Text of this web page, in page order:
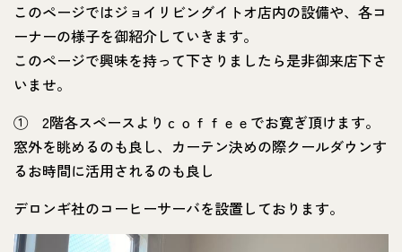
このページではジョイリビングイトオ店内の設備や、各コ
ーナーの様子を御紹介していきます。
このページで興味を持って下さりましたら是非御来店下さ
いませ。
① 2階各スペースよりｃｏｆｆｅｅでお寛ぎ頂けます。
窓外を眺めるのも良し、カーテン決めの際クールダウンす
るお時間に活用されるのも良し
デロンギ社のコーヒーサーバを設置しております。